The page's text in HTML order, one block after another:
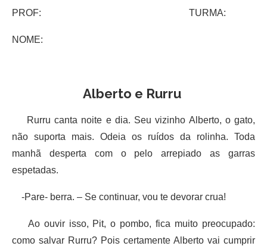
PROF: TURMA:
NOME:
Alberto e Rurru
Rurru canta noite e dia. Seu vizinho Alberto, o gato,
não suporta mais. Odeia os ruídos da rolinha. Toda
manhã desperta com o pelo arrepiado as garras
espetadas.
-Pare- berra. – Se continuar, vou te devorar crua!
Ao ouvir isso, Pit, o pombo, fica muito preocupado:
como salvar Rurru? Pois certamente Alberto vai cumprir